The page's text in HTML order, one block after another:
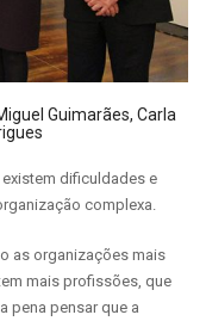
Guimarães, Carla
dificuldades e
complexa.
as organizações mais
mais profissões, que
pena pensar que a